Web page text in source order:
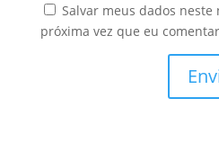
Salvar meus dados neste
próxima vez que eu